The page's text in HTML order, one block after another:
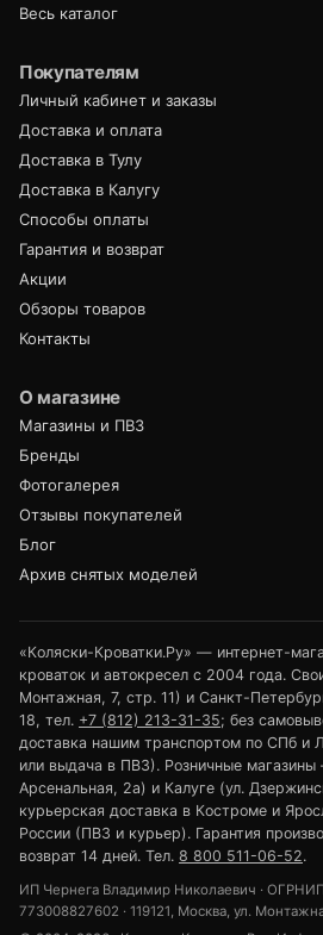
Весь каталог
Покупателям
Личный кабинет и заказы
Доставка и оплата
Доставка в Тулу
Доставка в Калугу
Способы оплаты
Гарантия и возврат
Акции
Обзоры товаров
Контакты
О магазине
Магазины и ПВЗ
Бренды
Фотогалерея
Отзывы покупателей
Блог
Архив снятых моделей
«Коляски-Кроватки.Ру» — интернет-
кроваток и автокресел с 2004 года.
Монтажная, 7, стр. 11) и Санкт-
18, тел. +7 (812) 213-31-35; без
доставка нашим транспортом по СПб и
или выдача в ПВЗ). Розничные магазины
Арсенальная, 2а) и Калуге (ул.
курьерская доставка в Костроме и
России (ПВЗ и курьер). Гарантия
возврат 14 дней. Тел. 8 800 511-06-52.
ИП Чернега Владимир Николаевич ·
773008827602 · 119121, Москва, ул.